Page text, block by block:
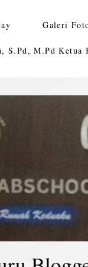
Galeri
S.Pd, M.Pd Ketua